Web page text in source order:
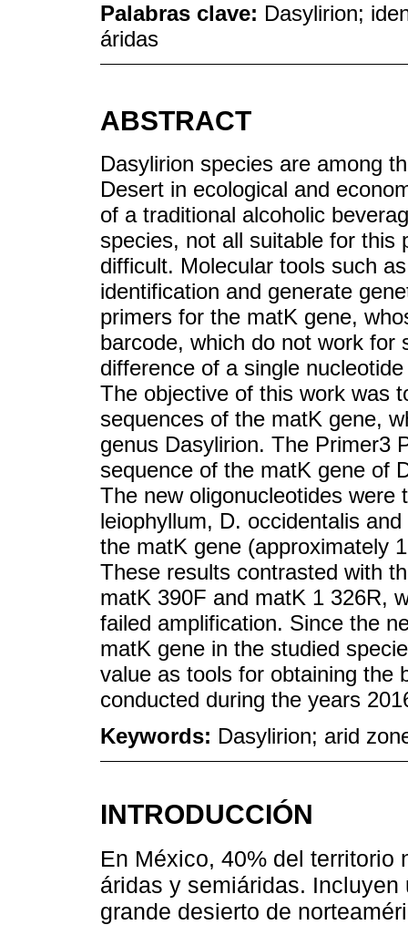
Palabras clave: Dasylirion;
áridas
ABSTRACT
Dasylirion species are among
Desert in ecological and
of a traditional alcoholic
species, not all suitable for this
difficult. Molecular tools such
identification and generate
primers for the matK gene,
barcode, which do not work for
difference of a single
The objective of this work was
sequences of the matK gene,
genus Dasylirion. The Primer3
sequence of the matK gene of
The new oligonucleotides
leiophyllum, D. occidentalis
the matK gene (approximately
These results contrasted with
matK 390F and matK 1 326R,
failed amplification. Since the
matK gene in the studied
value as tools for obtaining the
conducted during the years
Keywords: Dasylirion; arid
INTRODUCCIÓN
En México, 40% del territorio
áridas y semiáridas.
grande desierto de